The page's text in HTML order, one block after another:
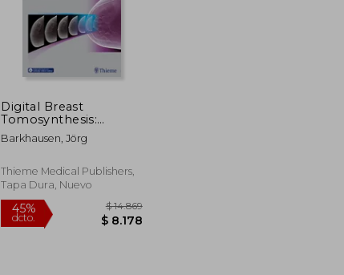
$ 12.860
$ 6.430
50%
Digital Breast
Tomosynthesis:
Technique and Cases
(en Inglés)
Barkhausen, Jörg
Thieme Medical Publishers,
Tapa Dura, Nuevo